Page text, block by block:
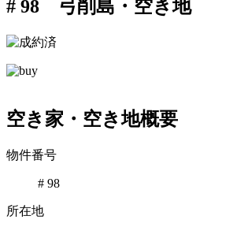
# 98 弓削島・空き地
空き家・空き地概要
物件番号
# 98
所在地